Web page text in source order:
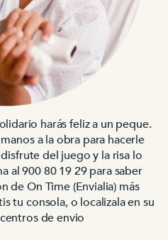
harás feliz a un peque.
a la obra para hacerle
del juego y la risa lo
al 900 80 19 29 para saber
de On Time (Envialia) más
tu consola, o localizala en su
de envio